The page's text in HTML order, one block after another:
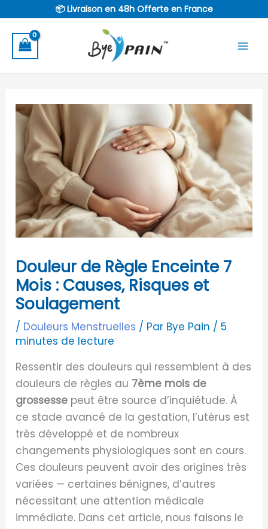
contenu
📦 Livraison en 48h Offerte en France
Douleur de Règle Enceinte 7
Mois : Causes, Risques et
Soulagement
/ Douleurs Menstruelles / Par Bye Pain /5
minutes de lecture
Ressentir des douleurs qui ressemblent à des
douleurs de règles au 7ème mois de
grossesse peut être source d’inquiétude. À
ce stade avancé de la gestation, l’utérus est
très développé et de nombreux
changements physiologiques sont en cours.
Ces douleurs peuvent avoir des origines très
variées — certaines bénignes, d’autres
nécessitant une attention médicale
immédiate. Dans cet article, nous faisons le